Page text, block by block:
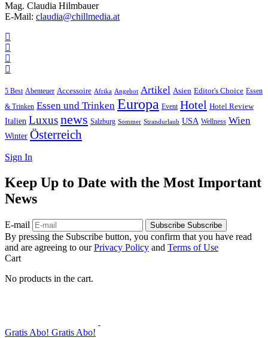
Mag. Claudia Hilmbauer
E-Mail: claudia@chillmedia.at
5 Best Abenteuer Accessoire Afrika Angebot Artikel Asien Editor's Choice Essen
& Trinken Essen und Trinken Europa Event Hotel Hotel Review
Italien Luxusnews Salzburg Sommer Strandurlaub USA Wellness Wien
Winter Österreich
Sign In
Keep Up to Date with the Most Important
News
E-mail Subscribe Subscribe
By pressing the Subscribe button, you confirm that you have read
and are agreeing to ourPrivacy Policy and Terms of Use
Cart
No products in the cart.
Gratis Abo! Gratis Abo!